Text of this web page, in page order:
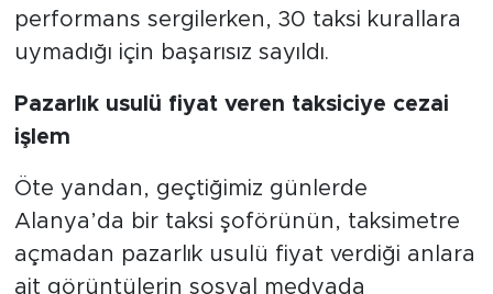
performans sergilerken, 30 taksi kurallara
uymadığı için başarısız sayıldı.
Pazarlık usulü fiyat veren taksiciye cezai
işlem
Öte yandan, geçtiğimiz günlerde
Alanya’da bir taksi şoförünün, taksimetre
açmadan pazarlık usulü fiyat verdiği anlara
ait görüntülerin sosyal medyada